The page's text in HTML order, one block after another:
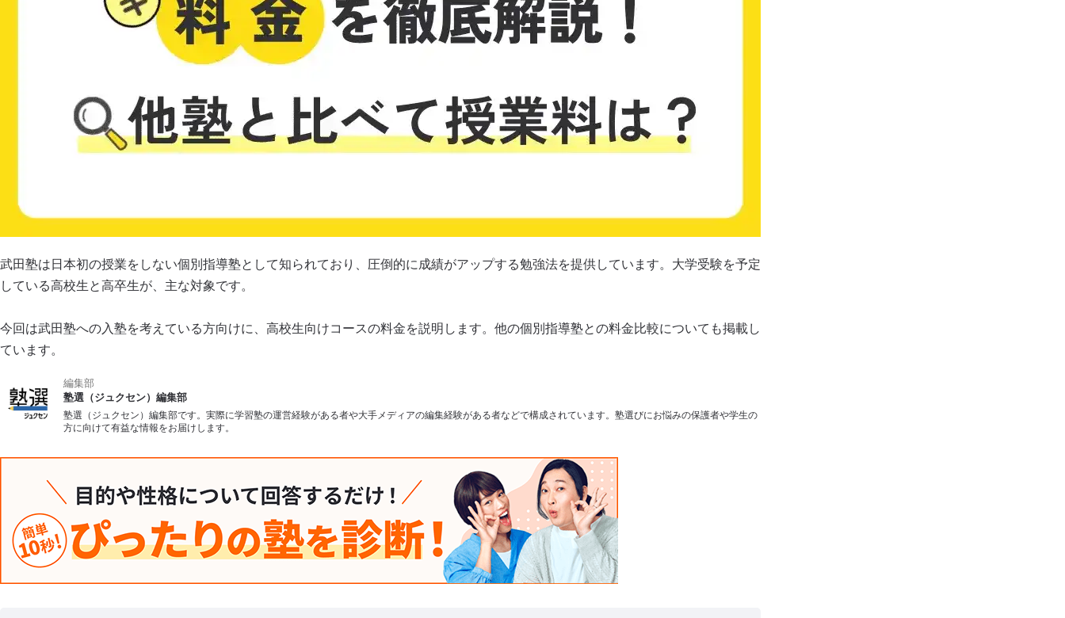
武田塾は日本初の授業をしない個別指導塾として知られており、圧倒的に成績がアップする勉強法を提供しています。大学受験を予定
している高校生と高卒生が、主な対象です。
今回は武田塾への入塾を考えている方向けに、高校生向けコースの料金を説明します。他の個別指導塾との料金比較についても掲載し
ています。
編集部
塾選（ジュクセン）編集部
塾選（ジュクセン）編集部です。実際に学習塾の運営経験がある者や大手メディアの編集経験がある者などで構成されています。塾選びにお悩みの保護者や学生の
方に向けて有益な情報をお届けします。